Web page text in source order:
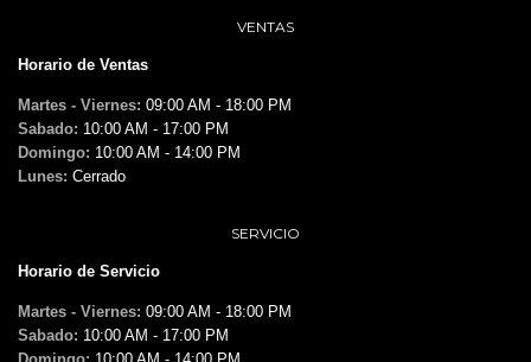
VENTAS
Horario de Ventas
Martes - Viernes: 09:00 AM - 18:00 PM
Sabado: 10:00 AM - 17:00 PM
Domingo: 10:00 AM - 14:00 PM
Lunes: Cerrado
SERVICIO
Horario de Servicio
Martes - Viernes: 09:00 AM - 18:00 PM
Sabado: 10:00 AM - 17:00 PM